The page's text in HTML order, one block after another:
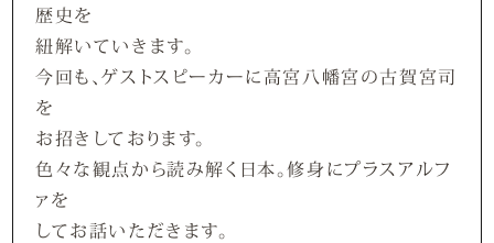
歴史を
紐解いていきます。
今回も、ゲストスピーカーに高宮八幡宮の古賀宮司
を
お招きしております。
色々な観点から読み解く日本。修身にプラスアルフ
ァを
してお話いただきます。